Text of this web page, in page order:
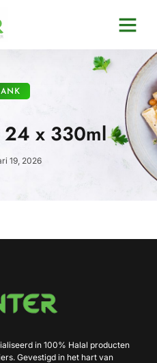
24 x 330ml
19, 2026
in 100% Halal producten
Gevestigd in het hart van